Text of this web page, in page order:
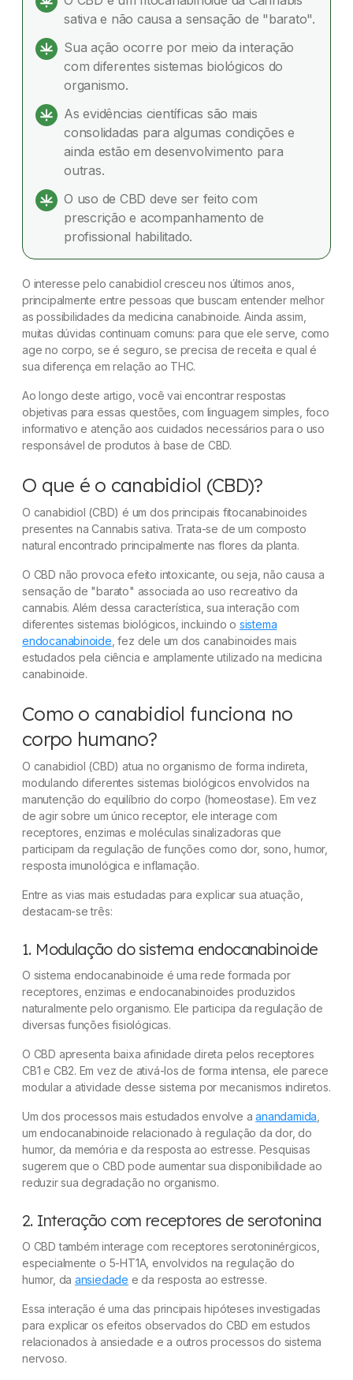
O que é o canabidiol (CBD)?
Como o canabidiol funciona no corpo humano?
O que a ciência já sabe sobre o CBD?
O CBD é seguro? Existem efeitos colaterais?
Quais são as principais apresentações do CBD?
O CBD é legal no Brasil?
Qual é a diferença entre CBD e THC?
Referências
Dúvidas frequentes
sativa e não causa a sensação de "barato".
Sua ação ocorre por meio da interação
com diferentes sistemas biológicos do
organismo.
As evidências científicas são mais
consolidadas para algumas condições e
ainda estão em desenvolvimento para
outras.
O uso de CBD deve ser feito com
prescrição e acompanhamento de
profissional habilitado.
O interesse pelo canabidiol cresceu nos últimos anos,
principalmente entre pessoas que buscam entender melhor
as possibilidades da medicina canabinoide. Ainda assim,
muitas dúvidas continuam comuns: para que ele serve, como
age no corpo, se é seguro, se precisa de receita e qual é
sua diferença em relação ao THC.
Ao longo deste artigo, você vai encontrar respostas
objetivas para essas questões, com linguagem simples, foco
informativo e atenção aos cuidados necessários para o uso
responsável de produtos à base de CBD.
O que é o canabidiol (CBD)?
O canabidiol (CBD) é um dos principais fitocanabinoides
presentes na Cannabis sativa. Trata-se de um composto
natural encontrado principalmente nas flores da planta.
O CBD não provoca efeito intoxicante, ou seja, não causa a
sensação de "barato" associada ao uso recreativo da
cannabis. Além dessa característica, sua interação com
diferentes sistemas biológicos, incluindo o sistema
endocanabinoide , fez dele um dos canabinoides mais
estudados pela ciência e amplamente utilizado na medicina
canabinoide.
Como o canabidiol funciona no
corpo humano?
O canabidiol (CBD) atua no organismo de forma indireta,
modulando diferentes sistemas biológicos envolvidos na
manutenção do equilíbrio do corpo (homeostase). Em vez
de agir sobre um único receptor, ele interage com
receptores, enzimas e moléculas sinalizadoras que
participam da regulação de funções como dor, sono, humor,
resposta imunológica e inflamação.
Entre as vias mais estudadas para explicar sua atuação,
destacam-se três:
1. Modulação do sistema endocanabinoide
O sistema endocanabinoide é uma rede formada por
receptores, enzimas e endocanabinoides produzidos
naturalmente pelo organismo. Ele participa da regulação de
diversas funções fisiológicas.
O CBD apresenta baixa afinidade direta pelos receptores
CB1 e CB2. Em vez de ativá-los de forma intensa, ele parece
modular a atividade desse sistema por mecanismos indiretos.
Um dos processos mais estudados envolve aanandamida
um endocanabinoide relacionado à regulação da dor, do
humor, da memória e da resposta ao estresse. Pesquisas
sugerem que o CBD pode aumentar sua disponibilidade ao
reduzir sua degradação no organismo.
2. Interação com receptores de serotonina
O CBD também interage com receptores serotoninérgicos,
especialmente o 5-HT1A, envolvidos na regulação do
humor, da ansiedade e da resposta ao estresse.
Essa interação é uma das principais hipóteses investigadas
para explicar os efeitos observados do CBD em estudos
relacionados à ansiedade e a outros processos do sistema
nervoso.